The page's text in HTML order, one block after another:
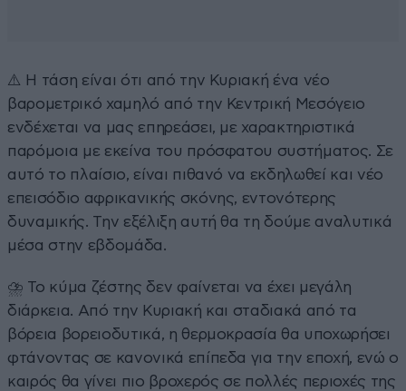
⚠️ Η τάση είναι ότι από την Κυριακή ένα νέο
βαρομετρικό χαμηλό από την Κεντρική Μεσόγειο
ενδέχεται να μας επηρεάσει, με χαρακτηριστικά
παρόμοια με εκείνα του πρόσφατου συστήματος. Σε
αυτό το πλαίσιο, είναι πιθανό να εκδηλωθεί και νέο
επεισόδιο αφρικανικής σκόνης, εντονότερης
δυναμικής. Την εξέλιξη αυτή θα τη δούμε αναλυτικά
μέσα στην εβδομάδα.
⛈️ Το κύμα ζέστης δεν φαίνεται να έχει μεγάλη
διάρκεια. Από την Κυριακή και σταδιακά από τα
βόρεια βορειοδυτικά, η θερμοκρασία θα υποχωρήσει
φτάνοντας σε κανονικά επίπεδα για την εποχή, ενώ ο
καιρός θα γίνει πιο βροχερός σε πολλές περιοχές της